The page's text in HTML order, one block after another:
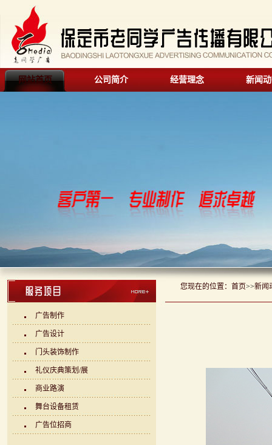
网站首页 公司简介 经营理念 新闻
广告制作
广告设计
门头装饰制作
礼仪庆典策划/展
商业路演
舞台设备租赁
广告位招商
您现在的位置： 首页>>新闻